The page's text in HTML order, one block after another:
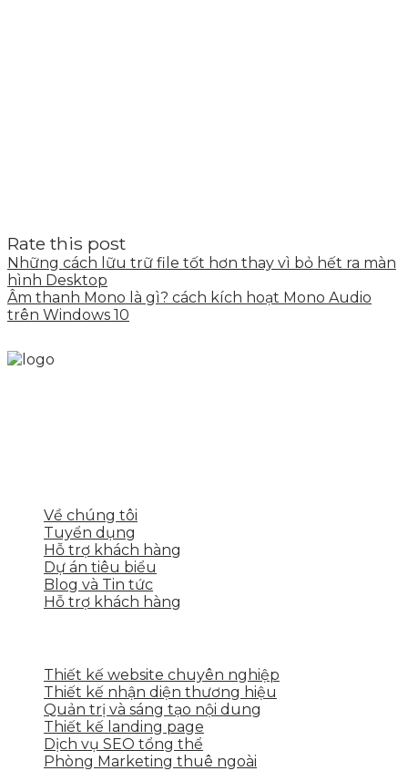
Rate this post
Những cách lữu trữ file tốt hơn thay vì bỏ hết ra màn
hình Desktop
Âm thanh Mono là gì? cách kích hoạt Mono Audio
trên Windows 10
Về chúng tôi
Tuyển dụng
Hỗ trợ khách hàng
Dự án tiêu biểu
Blog và Tin tức
Hỗ trợ khách hàng
Thiết kế website chuyên nghiệp
Thiết kế nhận diện thương hiệu
Quản trị và sáng tạo nội dung
Thiết kế landing page
Dịch vụ SEO tổng thể
Phòng Marketing thuê ngoài